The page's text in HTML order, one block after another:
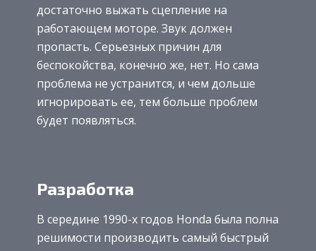
достаточно выжать сцепление на
работающем моторе. Звук должен
пропасть. Серьезных причин для
беспокойства, конечно же, нет. Но сама
проблема не устранится, и чем дольше
игнорировать ее, тем больше проблем
будет появляться.
Разработка
В середине 1990-х годов Honda была полна
решимости производить самый быстрый